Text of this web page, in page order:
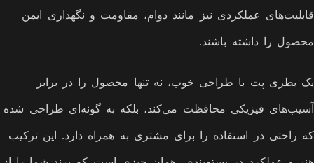
قابلیت‌های عملکردی نیز مانند دوام، مقاومت و نگهداری ایمن
محصول را داشته باشند.
یک بطری پت با طراحی خوب، نه تنها محصول را در برابر
آسیب‌های فیزیکی محافظت می‌کند، بلکه به گونه‌ای طراحی شده
که راحتی در استفاده را برای مشتری به همراه دارد. این ترکیب